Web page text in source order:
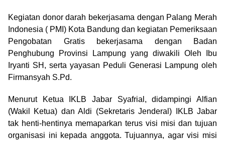
Kegiatan donor darah bekerjasama dengan Palang Merah
Indonesia ( PMI) Kota Bandung dan kegiatan Pemeriksaan
Pengobatan Gratis bekerjasama dengan Badan
Penghubung Provinsi Lampung yang diwakili Oleh Ibu
Iryanti SH, serta yayasan Peduli Generasi Lampung oleh
Firmansyah S.Pd.
Menurut Ketua IKLB Jabar Syafrial, didampingi Alfian
(Wakil Ketua) dan Aldi (Sekretaris Jenderal) IKLB Jabar
tak henti-hentinya memaparkan terus visi misi dan tujuan
organisasi ini kepada anggota. Tujuannya, agar visi misi